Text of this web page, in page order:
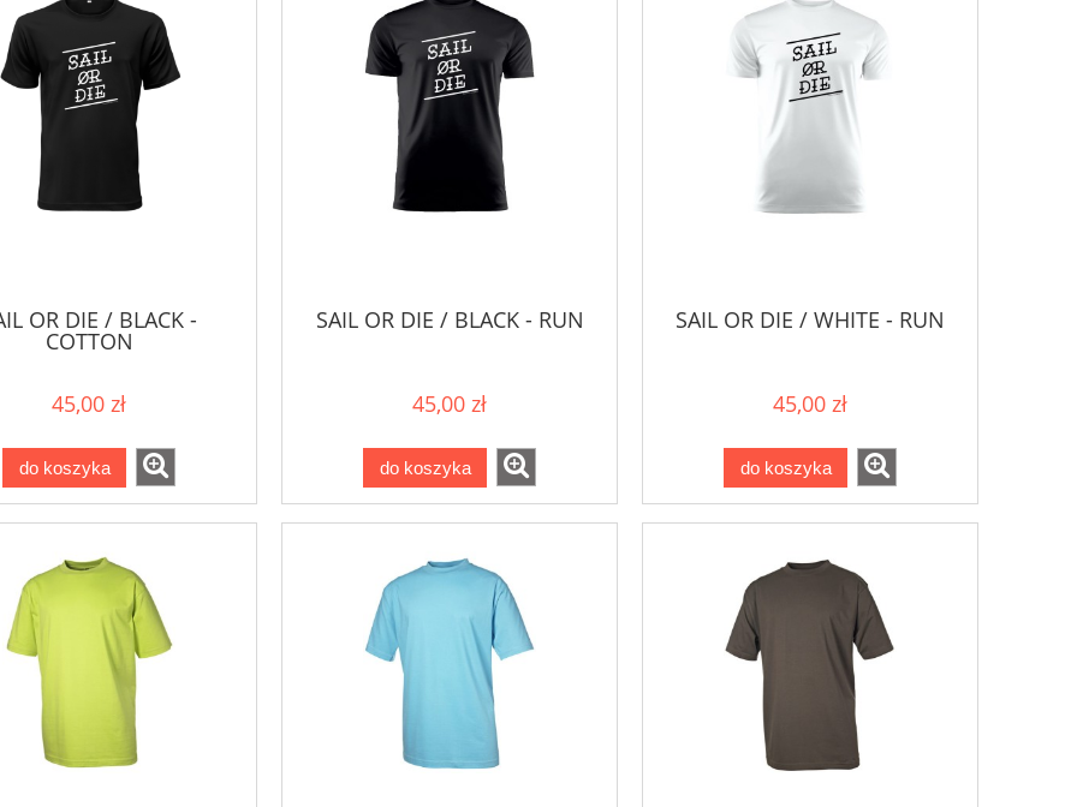
OR DIE / BLACK -
COTTON
45,00 zł
do koszyka
SAIL OR DIE / BLACK - RUN
45,00 zł
do koszyka
SAIL OR DIE / WHITE - RUN
45,00 zł
do koszyka